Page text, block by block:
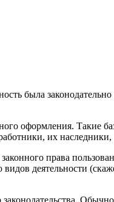
была законодательно
оформления. Такие
их наследники,
права
деятельности